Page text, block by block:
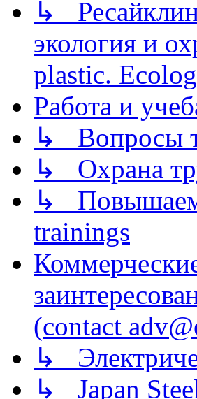
↳
экология и
plastic.
Работа и
↳ Вопросы
↳ Охрана
↳ Повышаем
trainings
(contact
↳
↳ Japan